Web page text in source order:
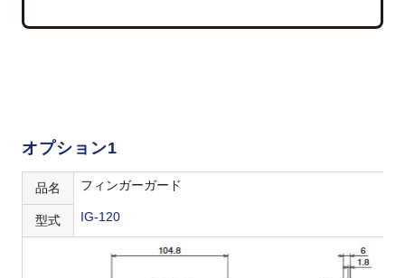
オプション1
品名 フィンガーガード
型式 IG-120